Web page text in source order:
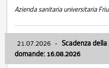
Azienda sanitaria universitaria
21.07.2026 - Scadenza
domande: 16.08.2026